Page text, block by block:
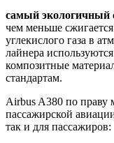
самый экологичный
чем меньше
углекислого газа в
лайнера
композитные
стандартам.
Airbus A380 по праву
пассажирской
так и для пассажиров: